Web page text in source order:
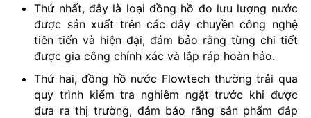
Thứ nhất, đây là loại đồng hồ đo lưu lượng nước
được sản xuất trên các dây chuyền công nghệ
tiên tiến và hiện đại, đảm bảo rằng từng chi tiết
được gia công chính xác và lắp ráp hoàn hảo.
Thứ hai, đồng hồ nước Flowtech thường trải qua
quy trình kiểm tra nghiêm ngặt trước khi được
đưa ra thị trường, đảm bảo rằng sản phẩm đáp